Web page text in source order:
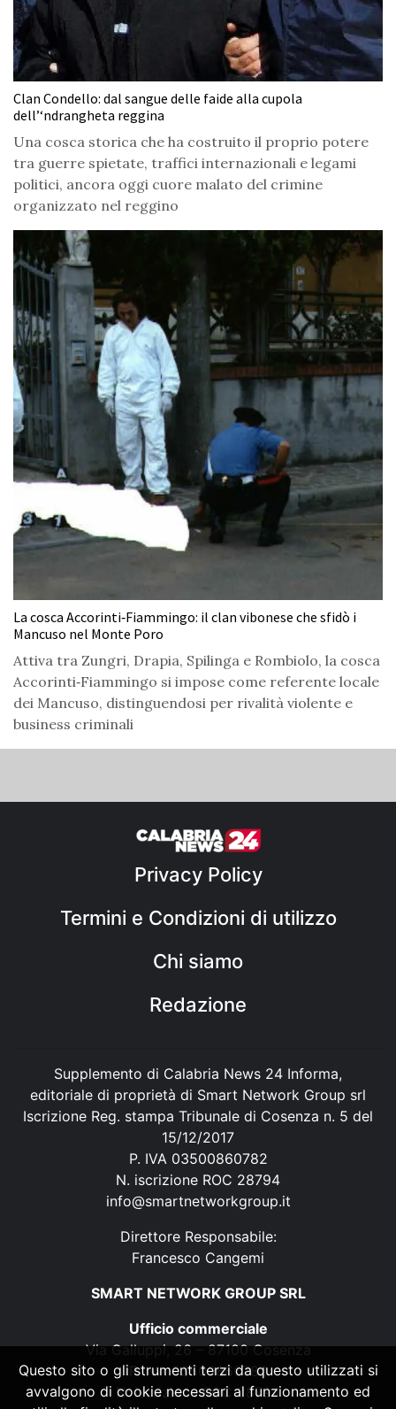
Clan Condello: dal sangue delle faide alla cupola
dell’‘ndrangheta reggina
Una cosca storica che ha costruito il proprio potere
tra guerre spietate, traffici internazionali e legami
politici, ancora oggi cuore malato del crimine
organizzato nel reggino
La cosca Accorinti‑Fiammingo: il clan vibonese che sfidò i
Mancuso nel Monte Poro
Attiva tra Zungri, Drapia, Spilinga e Rombiolo, la cosca
Accorinti‑Fiammingo si impose come referente locale
dei Mancuso, distinguendosi per rivalità violente e
business criminali
Privacy Policy
Termini e Condizioni di utilizzo
Chi siamo
Redazione
Supplemento di Calabria News 24 Informa,
editoriale di proprietà di Smart Network Group srl
Iscrizione Reg. stampa Tribunale di Cosenza n. 5 del
15/12/2017
P. IVA 03500860782
N. iscrizione ROC 28794
info@smartnetworkgroup.it
Direttore Responsabile:
Francesco Cangemi
SMART NETWORK GROUP SRL
Ufficio commerciale
Via Galluppi, 26 – 87100 Cosenza
P. IVA 03500860782
N. iscrizione ROC 28794
Questo sito o gli strumenti terzi da questo utilizzati si
avvalgono di cookie necessari al funzionamento ed